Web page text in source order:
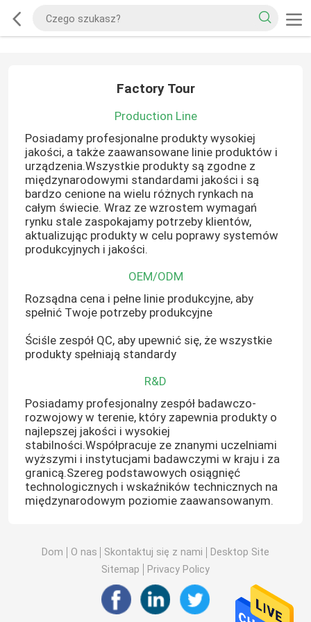
Factory Tour
Production Line
Posiadamy profesjonalne produkty wysokiej
jakości, a także zaawansowane linie produktów i
urządzenia.Wszystkie produkty są zgodne z
międzynarodowymi standardami jakości i są
bardzo cenione na wielu różnych rynkach na
całym świecie. Wraz ze wzrostem wymagań
rynku stale zaspokajamy potrzeby klientów,
aktualizując produkty w celu poprawy systemów
produkcyjnych i jakości.
OEM/ODM
Rozsądna cena i pełne linie produkcyjne, aby
spełnić Twoje potrzeby produkcyjne
Ściśle zespół QC, aby upewnić się, że wszystkie
produkty spełniają standardy
R&D
Posiadamy profesjonalny zespół badawczo-
rozwojowy w terenie, który zapewnia produkty o
najlepszej jakości i wysokiej
stabilności.Współpracuje ze znanymi uczelniami
wyższymi i instytucjami badawczymi w kraju i za
granicą.Szereg podstawowych osiągnięć
technologicznych i wskaźników technicznych na
międzynarodowym poziomie zaawansowanym.
Dom O nas Skontaktuj się z nami
Desktop Site
Sitemap
Privacy Policy